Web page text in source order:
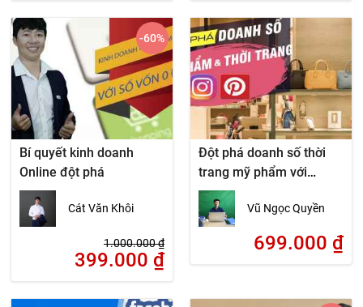
Bí quyết kinh doanh
Online đột phá
Cát Văn Khôi
1.000.000₫
399.000 ₫
-60%
Đột phá doanh số thời
trang mỹ phẩm với
Instagram – Pinterest
Vũ Ngọc Quyền
699.000 ₫